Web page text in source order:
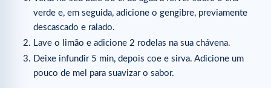
verde e, em seguida, adicione o gengibre, previamente
descascado e ralado.
Lave o limão e adicione 2 rodelas na sua chávena.
Deixe infundir 5 min, depois coe e sirva. Adicione um
pouco de mel para suavizar o sabor.